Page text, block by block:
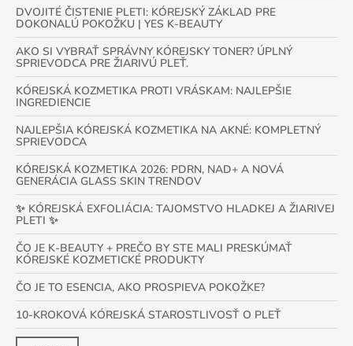
DVOJITÉ ČISTENIE PLETI: KÓREJSKÝ ZÁKLAD PRE
DOKONALÚ POKOŽKU | YES K-BEAUTY
AKO SI VYBRAŤ SPRÁVNY KÓREJSKY TONER? ÚPLNÝ
SPRIEVODCA PRE ŽIARIVÚ PLEŤ.
KÓREJSKÁ KOZMETIKA PROTI VRÁSKAM: NAJLEPŠIE
INGREDIENCIE
NAJLEPŠIA KÓREJSKÁ KOZMETIKA NA AKNÉ: KOMPLETNÝ
SPRIEVODCA
KÓREJSKÁ KOZMETIKA 2026: PDRN, NAD+ A NOVÁ
GENERÁCIA GLASS SKIN TRENDOV
✨ KÓREJSKÁ EXFOLIÁCIA: TAJOMSTVO HLADKEJ A ŽIARIVEJ
PLETI ✨
ČO JE K-BEAUTY + PREČO BY STE MALI PRESKÚMAŤ
KÓREJSKÉ KOZMETICKÉ PRODUKTY
ČO JE TO ESENCIA, AKO PROSPIEVA POKOŽKE?
10-KROKOVÁ KÓREJSKÁ STAROSTLIVOSŤ O PLEŤ